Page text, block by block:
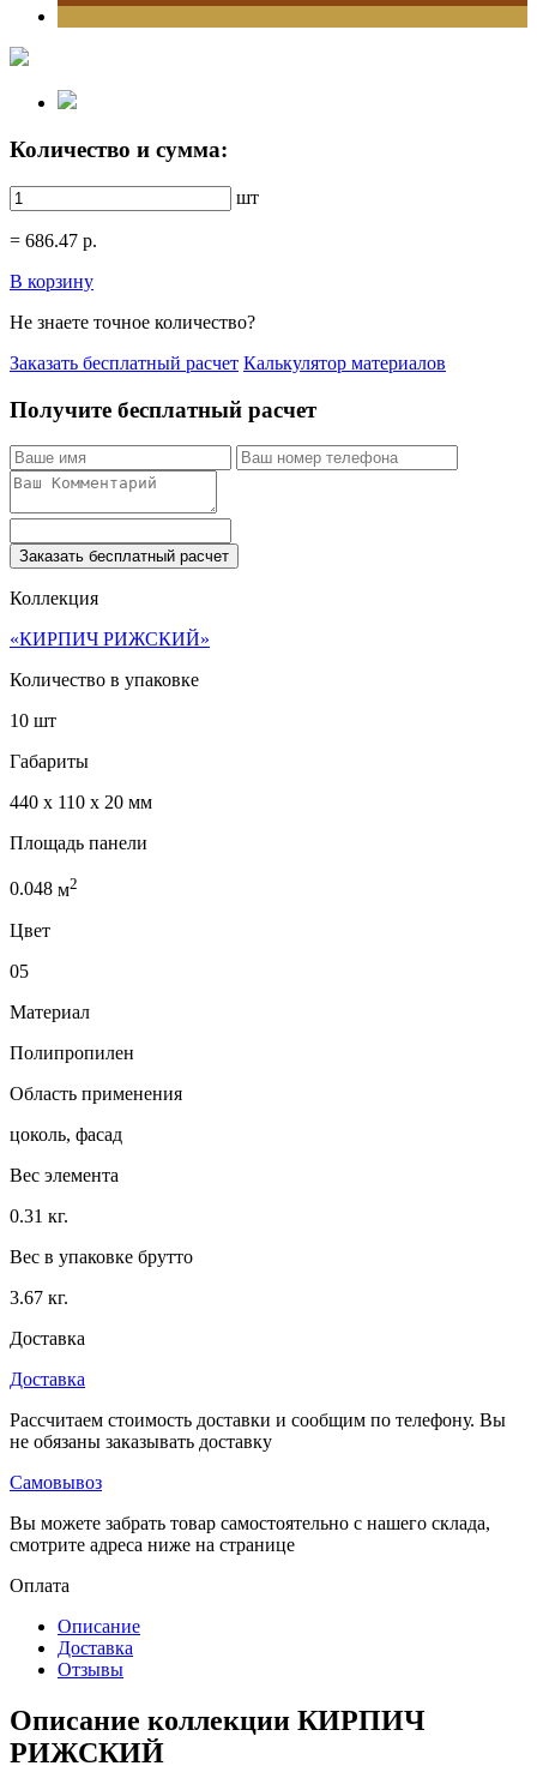
Количество и сумма:
шт
= 686.47 р.
В корзину
Не знаете точное количество?
Заказать бесплатный расчет Калькулятор материалов
Получите бесплатный расчет
Заказать бесплатный расчет
Коллекция
«КИРПИЧ РИЖСКИЙ»
Количество в упаковке
10 шт
Габариты
440 x 110 x 20 мм
Площадь панели
0.048 м2
Цвет
05
Материал
Полипропилен
Область применения
цоколь, фасад
Вес элемента
0.31 кг.
Вес в упаковке брутто
3.67 кг.
Доставка
Доставка
Рассчитаем стоимость доставки и сообщим по телефону. Вы
не обязаны заказывать доставку
Самовывоз
Вы можете забрать товар самостоятельно с нашего склада,
смотрите адреса ниже на странице
Оплата
Описание
Доставка
Отзывы
Описание коллекции КИРПИЧ
РИЖСКИЙ